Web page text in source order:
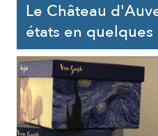
Le Château
états en quelques